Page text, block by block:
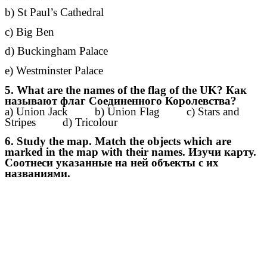
b) St Paul’s Cathedral
c) Big Ben
d) Buckingham Palace
e) Westminster Palace
5. What are the names of the flag of the UK? Как
называют флаг Соединенного Королевства?
a) Union Jack b) Union Flag c) Stars and
Stripes d) Tricolour
6. Study the map. Match the objects which are
marked in the map with their names. Изучи карту.
Соотнеси указанные на ней объекты с их
названиями.